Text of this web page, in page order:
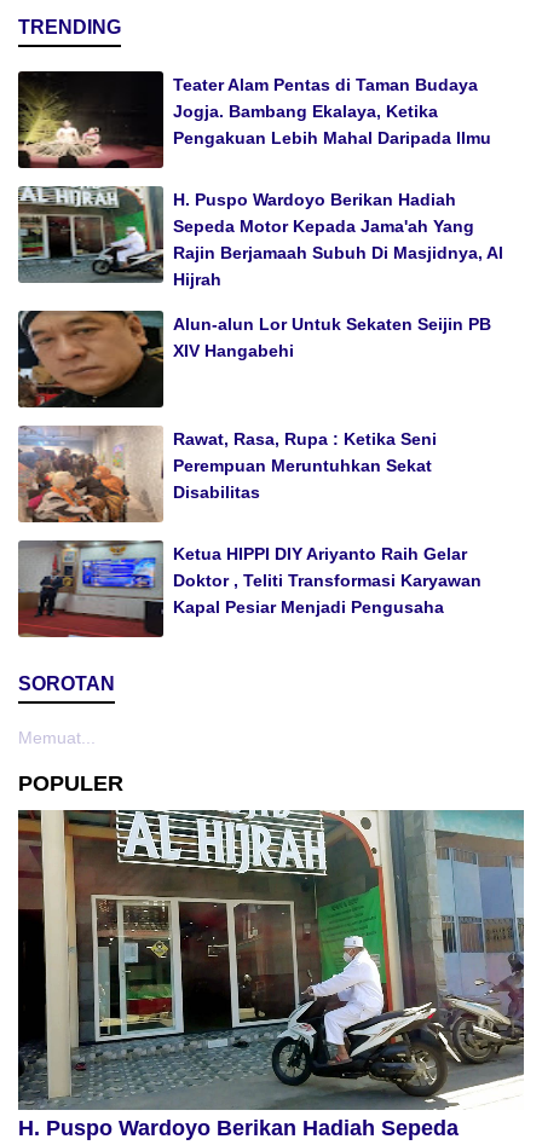
TRENDING
Teater Alam Pentas di Taman Budaya
Jogja. Bambang Ekalaya, Ketika
Pengakuan Lebih Mahal Daripada Ilmu
H. Puspo Wardoyo Berikan Hadiah
Sepeda Motor Kepada Jama'ah Yang
Rajin Berjamaah Subuh Di Masjidnya, Al
Hijrah
Alun-alun Lor Untuk Sekaten Seijin PB
XIV Hangabehi
Rawat, Rasa, Rupa : Ketika Seni
Perempuan Meruntuhkan Sekat
Disabilitas
Ketua HIPPI DIY Ariyanto Raih Gelar
Doktor , Teliti Transformasi Karyawan
Kapal Pesiar Menjadi Pengusaha
SOROTAN
Memuat...
POPULER
H. Puspo Wardoyo Berikan Hadiah Sepeda